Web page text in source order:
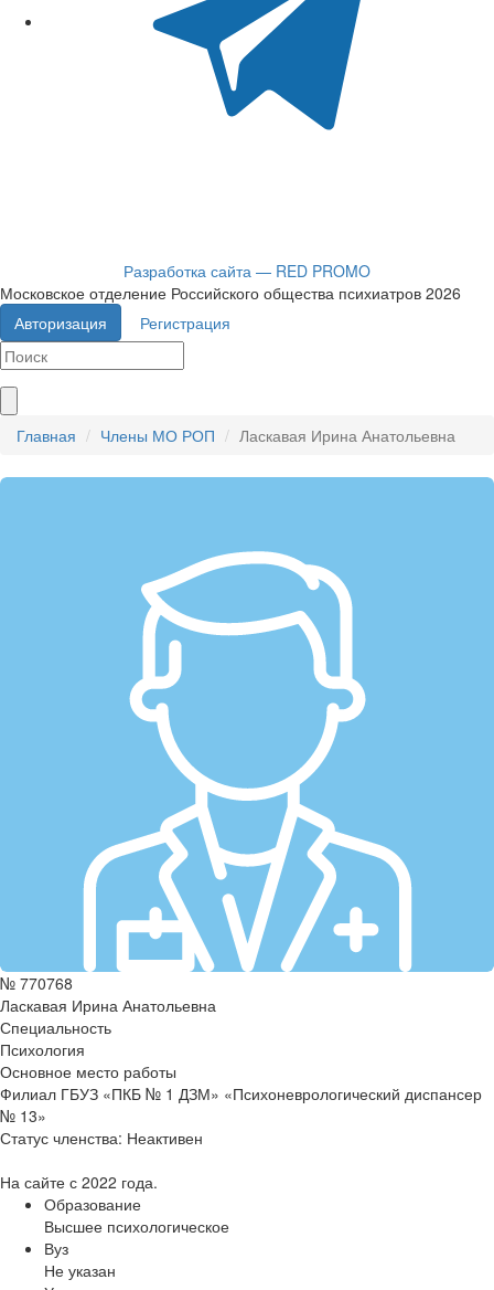
Разработка сайта — RED PROMO
Московское отделение Российского общества психиатров 2026
Авторизация
Регистрация
Главная Члены МО РОП Ласкавая Ирина Анатольевна
№ 770768
Ласкавая Ирина Анатольевна
Специальность
Психология
Основное место работы
Филиал ГБУЗ «ПКБ № 1 ДЗМ» «Психоневрологический диспансер
№ 13»
Статус членства: Неактивен
На сайте с 2022 года.
Образование
Высшее психологическое
Вуз
Не указан